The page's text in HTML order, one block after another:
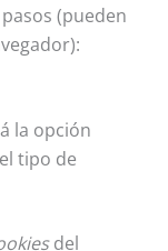
(pueden
la opción
tipo de
del